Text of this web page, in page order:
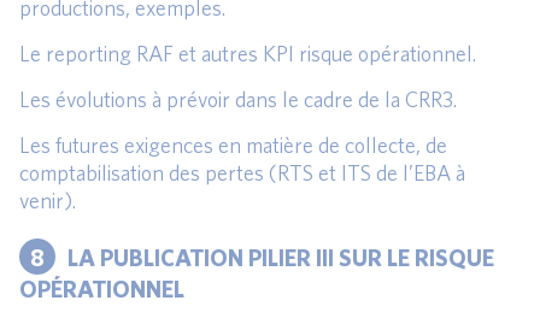
productions, exemples.
Le reporting RAF et autres KPI risque opérationnel.
Les évolutions à prévoir dans le cadre de la CRR3.
Les futures exigences en matière de collecte, de
comptabilisation des pertes (RTS et ITS de l’EBA à
venir).
8
LA PUBLICATION PILIER III SUR LE RISQUE
OPÉRATIONNEL